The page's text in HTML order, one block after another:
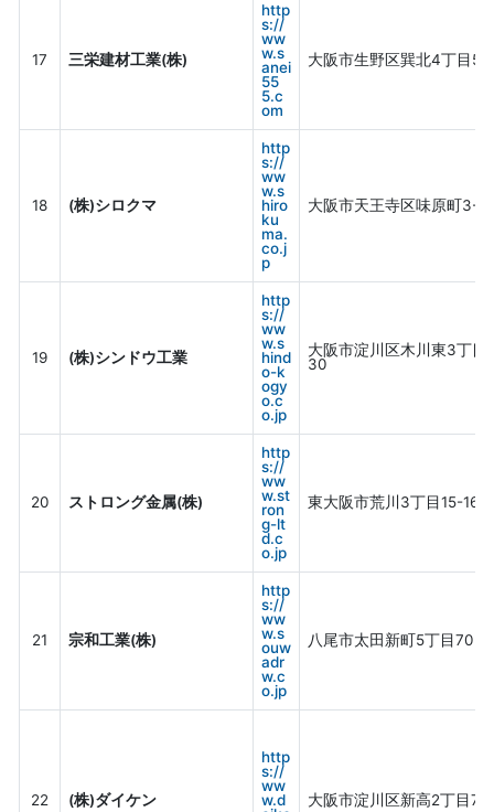
17 三栄建材工業(株)
http
s://
ww
w.s
anei
55
5.c
om
大阪市生野区巽北4丁目5-
18 (株)シロクマ
http
s://
ww
w.s
hiro
ku
ma.
co.j
p
大阪市天王寺区味原町3-7
19 (株)シンドウ工業
http
s://
ww
w.s
hind
o-k
ogy
o.c
o.jp
大阪市淀川区木川東3丁目
30
20 ストロング金属(株)
http
s://
ww
w.st
ron
g-lt
d.c
o.jp
東大阪市荒川3丁目15-16
21 宗和工業(株)
http
s://
ww
w.s
ouw
adr
w.c
o.jp
八尾市太田新町5丁目70
22 (株)ダイケン
http
s://
ww
w.d
大阪市淀川区新高2丁目7-